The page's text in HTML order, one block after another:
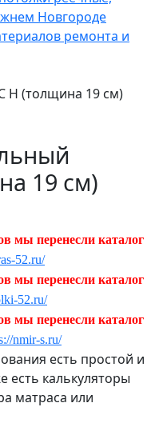
Новгороде
ремонта и
Н (толщина 19 см)
19 см)
мы перенесли каталог
52.ru/
мы перенесли каталог
52.ru/
мы перенесли каталог
nmir-s.ru/
есть простой и
есть калькуляторы
матраса или